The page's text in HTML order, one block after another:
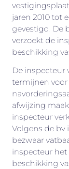
jaren 2010 tot
gevestigd. De
verzoekt de
beschikking
De inspecteur
termijnen voor
afwijzing
inspecteur
Volgens de bv
bezwaar
inspecteur het
beschikking